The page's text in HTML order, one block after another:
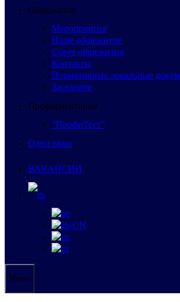
Общежитие
Мероприятия
Наше общежитие
Совет общежития
Контакты
Нормативные локальные
Заселение
Профориентация
“ПрофиТест”
Одно окно
ВАКАНСИИ
Меню